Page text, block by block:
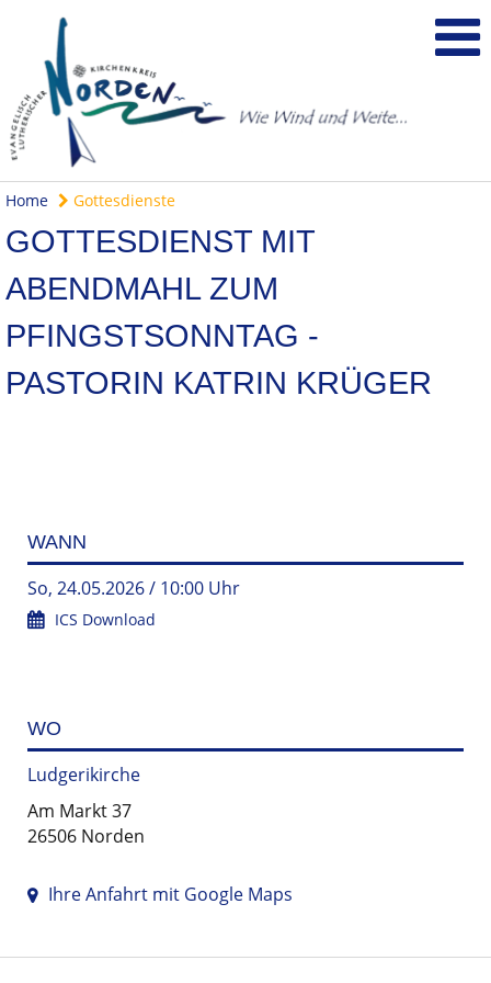
Home Gottesdienste
GOTTESDIENST MIT
ABENDMAHL ZUM
PFINGSTSONNTAG -
PASTORIN KATRIN KRÜGER
WANN
So, 24.05.2026 / 10:00 Uhr
ICS Download
WO
Ludgerikirche
Am Markt 37
26506 Norden
Ihre Anfahrt mit Google Maps